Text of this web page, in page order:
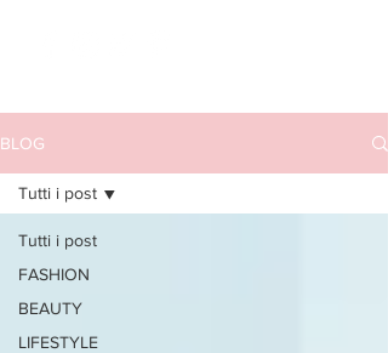
BLOG
Tutti i post
FASHION
BEAUTY
LIFESTYLE
Tutti i post